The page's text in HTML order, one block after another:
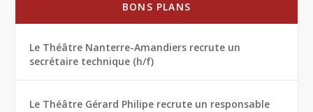
BONS PLANS
Le Théâtre Nanterre-Amandiers recrute un
secrétaire technique (h/f)
Le Théâtre Gérard Philipe recrute un responsable